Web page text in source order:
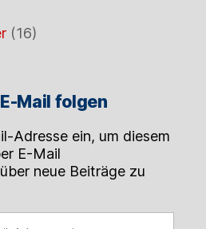
(16)
Mail folgen
Adresse ein, um diesem
E-Mail
neue Beiträge zu